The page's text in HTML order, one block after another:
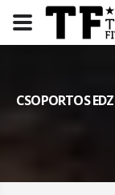
CSOPORTOS